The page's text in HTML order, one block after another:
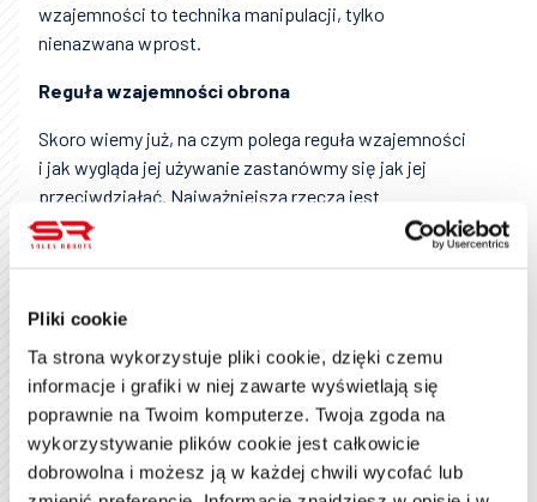
Pliki cookie
Ta strona wykorzystuje pliki cookie, dzięki czemu
informacje i grafiki w niej zawarte wyświetlają się
poprawnie na Twoim komputerze. Twoja zgoda na
wykorzystywanie plików cookie jest całkowicie
dobrowolna i możesz ją w każdej chwili wycofać lub
wzajemności to technika manipulacji, tylko
nienazwana wprost.
Reguła wzajemności obrona
Skoro wiemy już, na czym polega reguła wzajemności
i jak wygląda jej używanie zastanówmy się jak jej
przeciwdziałać. Najważniejszą rzeczą jest
świadomość. To ona pozwoli nam nie dać się
zmanipulować. Tak samo, jak
stara się
reguła wzajemności ma „kazać” nam się odwdzięczyć.
możemy odpowiedzieć „jak to dobrze, że tak
bezinteresownie zrobiłeś mi kawę. Miło, że są w tej
pracy ludzie, którzy mogą zrobić kawę i nie chcieć od
razu nic w zamian”. W ten sposób zablokowałeś
jakąkolwiek możliwość rewanżu. Jeśli osoba robiąca